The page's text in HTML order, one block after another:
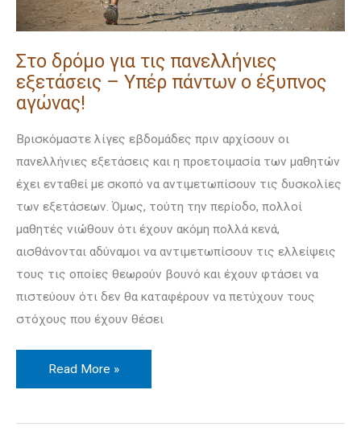
Στο δρόμο για τις πανελλήνιες
εξετάσεις – Υπέρ πάντων ο έξυπνος
αγώνας!
Βρισκόμαστε λίγες εβδομάδες πριν αρχίσουν οι
πανελλήνιες εξετάσεις και η προε­τοι­μασία των μαθητών
έχει ενταθεί με σκοπό να αντιμετωπίσουν τις δυ­σκο­λίες
των εξετάσεων. Όμως, τούτη την περίοδο, πολλοί
μαθητές νιώ­θουν ότι έχουν ακόμη πολλά κενά,
αισθάνονται αδύναμοι να αντιμετωπίσουν τις ελλείψεις
τους τις οποίες θεωρούν βουνό και έχουν φτάσει να
πιστεύουν ότι δεν θα καταφέρουν να πετύ­χουν τους
στόχους που έχουν θέσει
ο
έξυπνος
αγώνας!
Read More »